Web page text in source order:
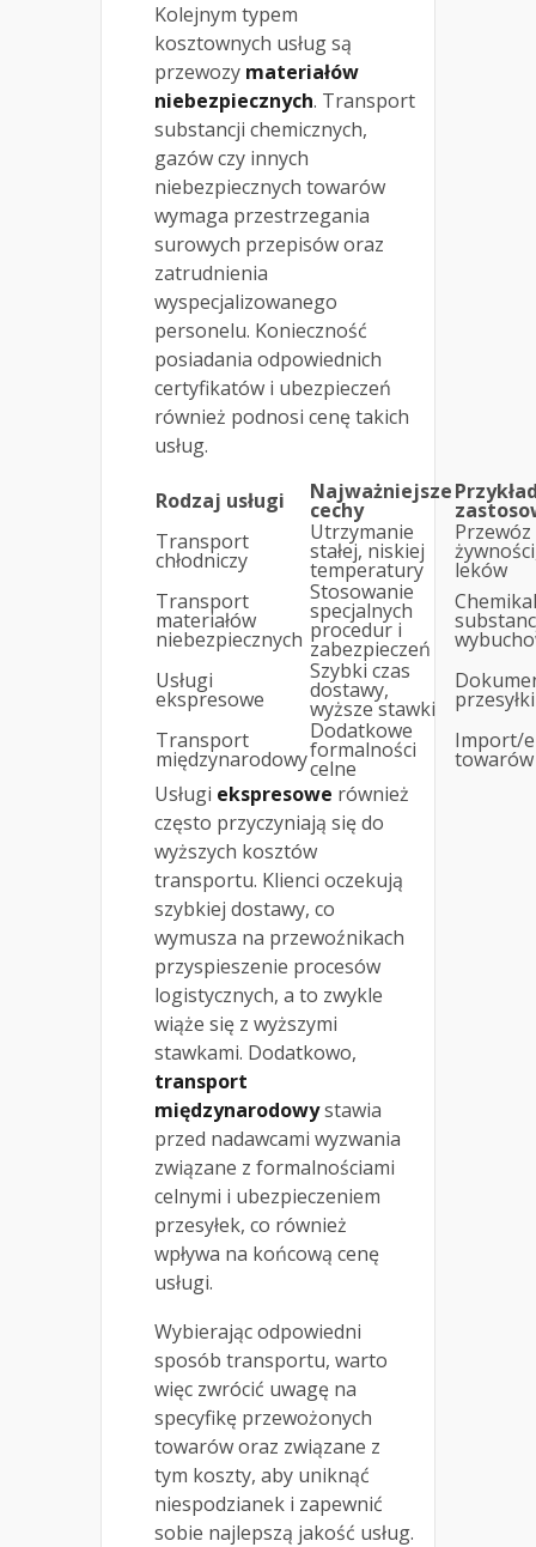
Kolejnym typem
kosztownych usług są
przewozy materiałów
niebezpiecznych. Transport
substancji chemicznych,
gazów czy innych
niebezpiecznych towarów
wymaga przestrzegania
surowych przepisów oraz
zatrudnienia
wyspecjalizowanego
personelu. Konieczność
posiadania odpowiednich
certyfikatów i ubezpieczeń
również podnosi cenę takich
usług.
Rodzaj usługi Najważniejsze
cechy
Transport
chłodniczy
Utrzymanie
stałej, niskiej
temperatury
Przewóz
leków
Transport
materiałów
niebezpiecznych
Stosowanie
specjalnych
procedur i
zabezpieczeń
Usługi
ekspresowe
Szybki czas
dostawy,
wyższe stawki
Transport
międzynarodowy
Dodatkowe
formalności
celne
Import/
towarów
Usługi ekspresowe również
często przyczyniają się do
wyższych kosztów
transportu. Klienci oczekują
szybkiej dostawy, co
wymusza na przewoźnikach
przyspieszenie procesów
logistycznych, a to zwykle
wiąże się z wyższymi
stawkami. Dodatkowo,
transport
międzynarodowystawia
przed nadawcami wyzwania
związane z formalnościami
celnymi i ubezpieczeniem
przesyłek, co również
wpływa na końcową cenę
usługi.
Wybierając odpowiedni
sposób transportu, warto
więc zwrócić uwagę na
specyfikę przewożonych
towarów oraz związane z
tym koszty, aby uniknąć
niespodzianek i zapewnić
sobie najlepszą jakość usług.